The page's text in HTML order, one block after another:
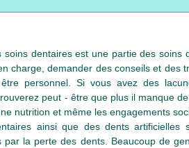
dentaires est une partie des soins
charge, demander des conseils et des
personnel. Si vous avez des
peut - être que plus il manque
nutrition et même les engagements
ainsi que des dents
par la perte des dents. Beaucoup de